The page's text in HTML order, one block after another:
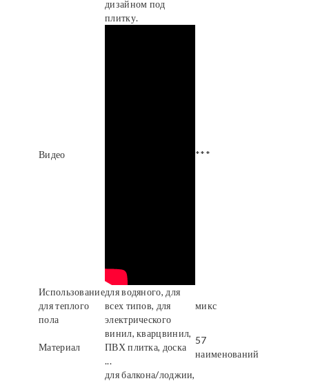
дизайном под
плитку.
Видео ***
Использование
для теплого
пола
для водяного, для
всех типов, для
электрического
микс
Материал
винил, кварцвинил,
ПВХ плитка, доска
...
57
наименований
для балкона/лоджии,